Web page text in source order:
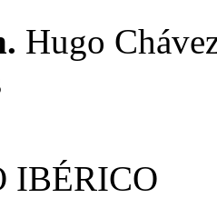
Hugo
IBÉRICO